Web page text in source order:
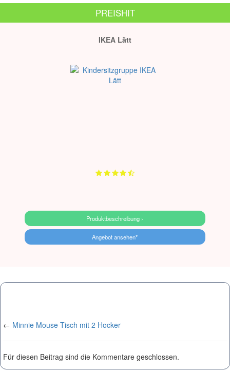
PREISHIT
IKEA Lätt
Produktbeschreibung ›
Angebot ansehen*
← Minnie Mouse Tisch mit 2 Hocker
Für diesen Beitrag sind die Kommentare geschlossen.